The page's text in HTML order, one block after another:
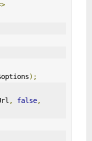
);
, false,